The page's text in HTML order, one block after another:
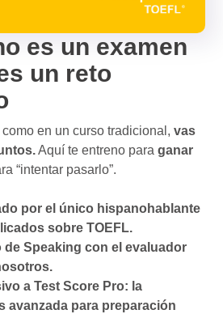
es un examen
un reto
en un curso tradicional,vas
Aquí te entreno paraganar
“intentar pasarlo”.
por el único hispanohablante
sobre TOEFL.
de Speaking con el evaluador
a Test Score Pro: la
avanzada para preparación